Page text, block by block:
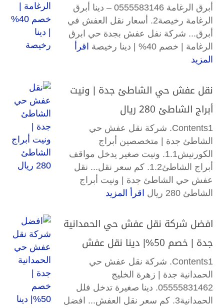
أبرق الرغامة 0555583146 – دينا أبرق
الرغامة رخيصة2. أسعار نقل العفش في
أبرق... شركة نفل عفش بجدة حي ابرق
الرغامة | خصم 40% | دينا رخيصة
اقرأ
المزيد
نقل عفش حي الشاطئ جدة | ونيت
أبراج الشاطئ 280 ريال
Contents1. شركة نقل عفش حي
الشاطئ جدة | متخصصين أبراج
الكورنيش1.1. ونيت صغير يدخل مواقف
أبراج الشاطئ1.2. كم سعر نقل... نقل
عفش حي الشاطئ جدة | ونيت أبراج
الشاطئ 280 ريال
اقرأ المزيد
افضل شركة نقل عفش حي الحمدانية
جدة | خصم 50%| دينا نقل عفش
Contents1. شركة نقل عفش حي
الحمدانية جدة | زهرة الخليج
05555831462. دينا صغيرة تدخل فلل
الحمدانية3. كم سعر نقل العفش... افضل